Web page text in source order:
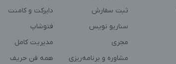
ثبت سفارش
دایرکت و کامنت
سناریو نویس
فتوشاپ
مجری
مدیریت کامل
مشاوره و برنامه‌ریزی
همه فن حریف